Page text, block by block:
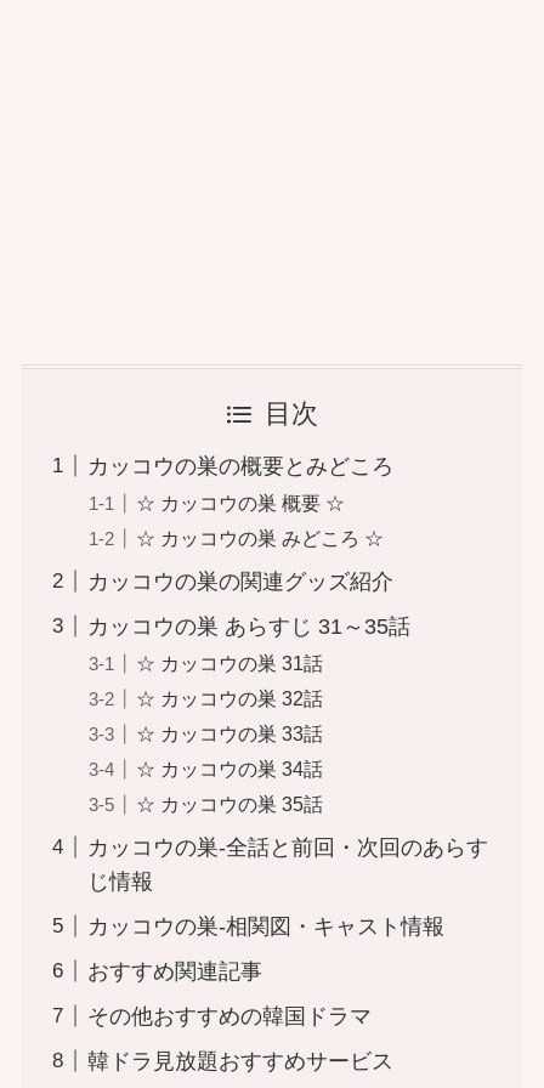
目次
カッコウの巣の概要とみどころ
☆ カッコウの巣 概要 ☆
☆ カッコウの巣 みどころ ☆
カッコウの巣の関連グッズ紹介
カッコウの巣 あらすじ 31～35話
☆ カッコウの巣 31話
☆ カッコウの巣 32話
☆ カッコウの巣 33話
☆ カッコウの巣 34話
☆ カッコウの巣 35話
カッコウの巣-全話と前回・次回のあらす
じ情報
カッコウの巣-相関図・キャスト情報
おすすめ関連記事
その他おすすめの韓国ドラマ
韓ドラ見放題おすすめサービス